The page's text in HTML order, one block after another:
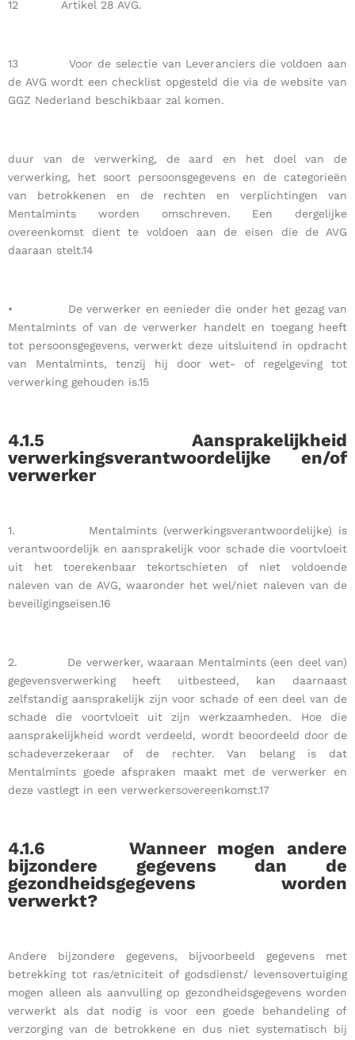
12 Artikel 28 AVG.
13 Voor de selectie van Leveranciers die voldoen aan
de AVG wordt een checklist opgesteld die via de website van
GGZ Nederland beschikbaar zal komen.
duur van de verwerking, de aard en het doel van de
verwerking, het soort persoonsgegevens en de categorieën
van betrokkenen en de rechten en verplichtingen van
Mentalmints worden omschreven. Een dergelijke
overeenkomst dient te voldoen aan de eisen die de AVG
daaraan stelt.14
• De verwerker en eenieder die onder het gezag van
Mentalmints of van de verwerker handelt en toegang heeft
tot persoonsgegevens, verwerkt deze uitsluitend in opdracht
van Mentalmints, tenzij hij door wet- of regelgeving tot
verwerking gehouden is.15
4.1.5
Aansprakelijkheid
verwerkingsverantwoordelijke en/of
verwerker
1. Mentalmints (verwerkingsverantwoordelijke) is
verantwoordelijk en aansprakelijk voor schade die voortvloeit
uit het toerekenbaar tekortschieten of niet voldoende
naleven van de AVG, waaronder het wel/niet naleven van de
beveiligingseisen.16
2. De verwerker, waaraan Mentalmints (een deel van)
gegevensverwerking heeft uitbesteed, kan daarnaast
zelfstandig aansprakelijk zijn voor schade of een deel van de
schade die voortvloeit uit zijn werkzaamheden. Hoe die
aansprakelijkheid wordt verdeeld, wordt beoordeeld door de
schadeverzekeraar of de rechter. Van belang is dat
Mentalmints goede afspraken maakt met de verwerker en
deze vastlegt in een verwerkersovereenkomst.17
4.1.6
Wanneer mogen andere
bijzondere gegevens dan de
gezondheidsgegevens worden
verwerkt?
Andere bijzondere gegevens, bijvoorbeeld gegevens met
betrekking tot ras/etniciteit of godsdienst/ levensovertuiging
mogen alleen als aanvulling op gezondheidsgegevens worden
verwerkt als dat nodig is voor een goede behandeling of
verzorging van de betrokkene en dus niet systematisch bij